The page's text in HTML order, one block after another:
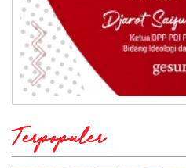
Terpopuler